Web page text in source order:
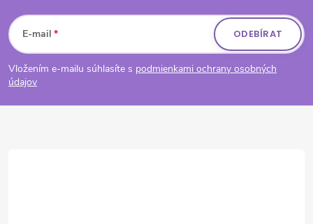
E-mail
Vložením e-mailu súhlasíte s podmienkami ochrany osobných
údajov
ODEBÍRAT